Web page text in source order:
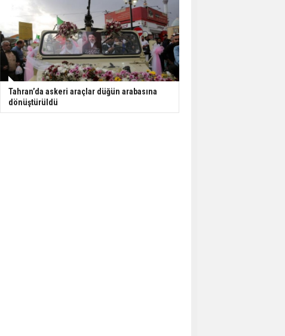
Tahran’da askeri araçlar düğün arabasına
dönüştürüldü